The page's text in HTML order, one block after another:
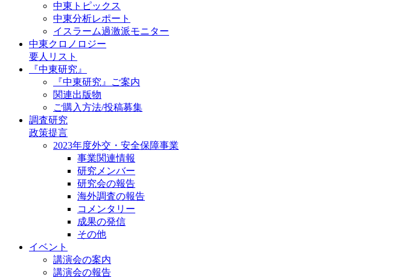
中東トピックス
中東分析レポート
イスラーム過激派モニター
中東クロノロジー
要人リスト
『中東研究』
『中東研究』ご案内
関連出版物
ご購入方法/投稿募集
調査研究
政策提言
2023年度外交・安全保障事業
事業関連情報
研究メンバー
研究会の報告
海外調査の報告
コメンタリー
成果の発信
その他
イベント
講演会の案内
講演会の報告